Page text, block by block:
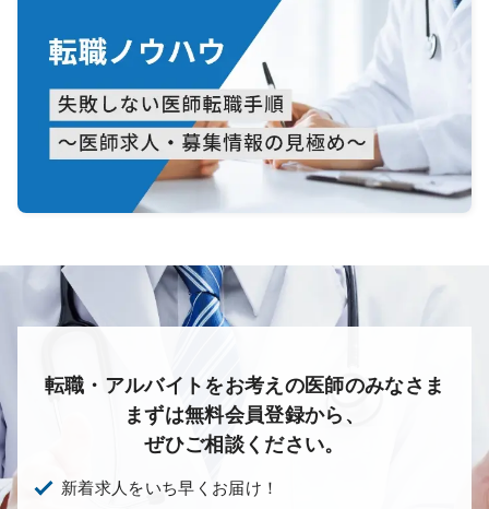
転職・アルバイトをお考えの医師のみなさま
まずは無料会員登録から、
ぜひご相談ください。
新着求人をいち早くお届け！